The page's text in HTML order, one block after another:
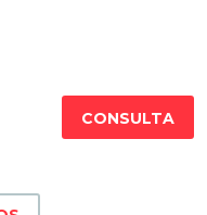
CONSULTA